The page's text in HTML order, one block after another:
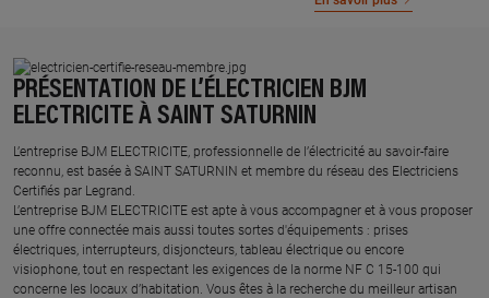
PRÉSENTATION DE L’ÉLECTRICIEN BJM
ELECTRICITE À SAINT SATURNIN
L’entreprise BJM ELECTRICITE, professionnelle de l’électricité au savoir-faire
reconnu, est basée à SAINT SATURNIN et membre du réseau des Electriciens
Certifiés par Legrand.​
L’entreprise BJM ELECTRICITE est apte à vous accompagner et à vous proposer
une offre connectée mais aussi toutes sortes d'équipements : prises
électriques, interrupteurs, disjoncteurs, tableau électrique ou encore
visiophone, tout en respectant les exigences de la norme NF C 15-100 qui
concerne les locaux d’habitation. Vous êtes à la recherche du meilleur artisan